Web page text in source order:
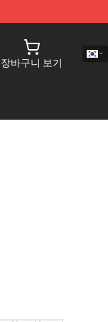
장바구니 보기